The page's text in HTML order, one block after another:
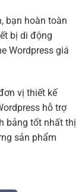
bạn hoàn toàn
bị di động
Wordpress giá
vị thiết kế
hỗ trợ
bảng tốt nhất thị
sản phẩm